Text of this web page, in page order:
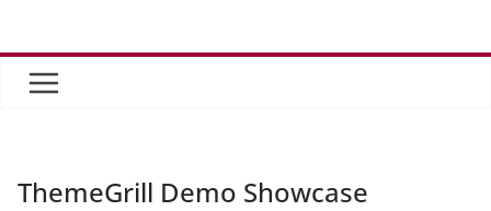
contenido
ThemeGrill Demo Showcase